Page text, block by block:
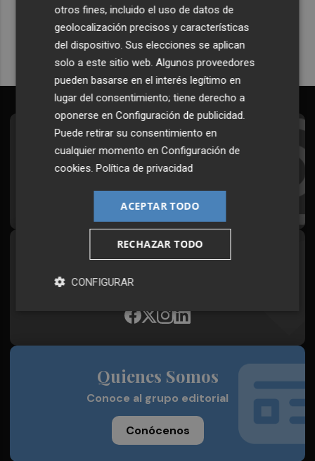
Quiero suscribirme
Suscríbete al Boletín
Todos los días a primera hora en tu email
Síguenos en redes
Plaza Podcast, desde cualquier medio
Quienes Somos
Conoce al grupo editorial
Conócenos
otros fines, incluido el uso de datos de
geolocalización precisos y características
del dispositivo. Sus elecciones se aplican
solo a este sitio web. Algunos proveedores
pueden basarse en el interés legítimo en
lugar del consentimiento; tiene derecho a
oponerse enConfiguración de publicidad.
Puede retirar su consentimiento en
cualquier momento enConfiguración de
cookies.Política de privacidad
ACEPTAR TODO
RECHAZAR TODO
CONFIGURAR